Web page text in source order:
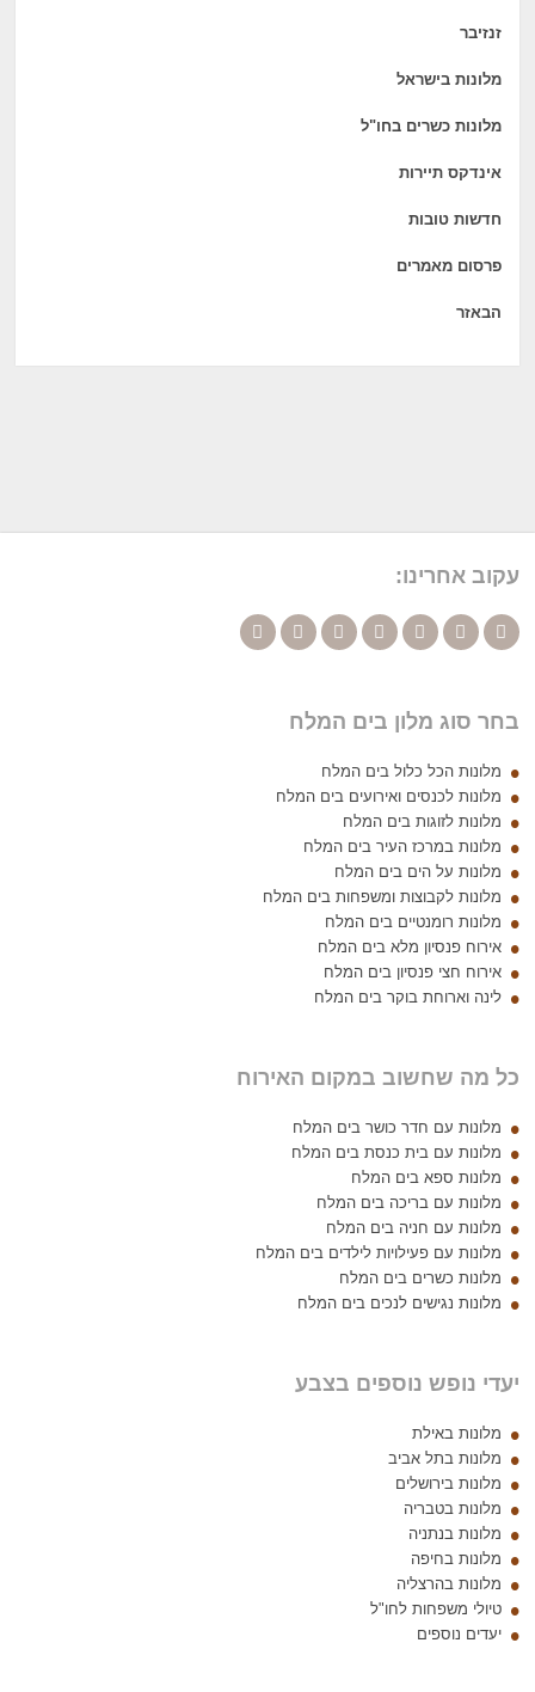
זנזיבר
מלונות בישראל
מלונות כשרים בחו"ל
אינדקס תיירות
חדשות טובות
פרסום מאמרים
הבאזר
עקוב אחרינו:
בחר סוג מלון בים המלח
מלונות הכל כלול בים המלח
מלונות לכנסים ואירועים בים המלח
מלונות לזוגות בים המלח
מלונות במרכז העיר בים המלח
מלונות על הים בים המלח
מלונות לקבוצות ומשפחות בים המלח
מלונות רומנטיים בים המלח
אירוח פנסיון מלא בים המלח
אירוח חצי פנסיון בים המלח
לינה וארוחת בוקר בים המלח
כל מה שחשוב במקום האירוח
מלונות עם חדר כושר בים המלח
מלונות עם בית כנסת בים המלח
מלונות ספא בים המלח
מלונות עם בריכה בים המלח
מלונות עם חניה בים המלח
מלונות עם פעילויות לילדים בים המלח
מלונות כשרים בים המלח
מלונות נגישים לנכים בים המלח
יעדי נופש נוספים בצבע
מלונות באילת
מלונות בתל אביב
מלונות בירושלים
מלונות בטבריה
מלונות בנתניה
מלונות בחיפה
מלונות בהרצליה
טיולי משפחות לחו"ל
יעדים נוספים